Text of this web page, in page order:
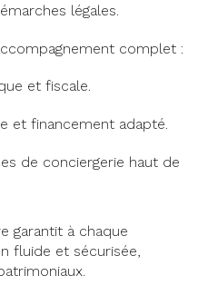
légales.
complet :
et fiscale.
et financement adapté.
de conciergerie haut de
garantit à chaque
fluide et sécurisée,